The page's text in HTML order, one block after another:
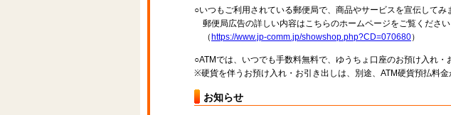
○いつもご利用されている郵便局で、商品やサービスを宣伝してみ
郵便局広告の詳しい内容はこちらのホームページをご覧ください
（ https://www.jp-comm.jp/showshop.php?CD=070680）
○ATMでは、いつでも手数料無料で、ゆうちょ口座のお預け入れ・
※硬貨を伴うお預け入れ・お引き出しは、別途、ATM硬貨預払料金
お知らせ